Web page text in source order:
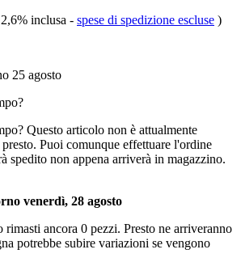
inclusa - spese di spedizione escluse )
25 agosto
Questo articolo non è attualmente
Puoi comunque effettuare l'ordine
spedito non appena arriverà in magazzino.
venerdì, 28 agosto
ancora 0 pezzi. Presto ne arriveranno
potrebbe subire variazioni se vengono